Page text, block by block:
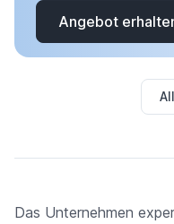
Angebot
Das Unternehmen